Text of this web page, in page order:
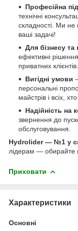
Професійна
технічні
складності. Ми
ваші задачі!
Для бізнесу та
ефективні
приватних клієнтів.
Вигідні умови
персональні
майстрів і всіх,
Надійність на
звернення до
обслуговування.
Hydrolider — №1 у
лідерам — обирайте
Приховати
Характеристики
Основні